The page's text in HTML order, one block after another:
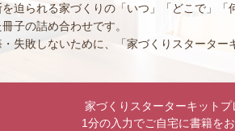
を迫られる家づくりの「いつ」「どこで」「
子の詰め合わせです。
・失敗しないために、「家づくりスターター
家づくりスターターキットプ
1分の入力でご自宅に書籍を